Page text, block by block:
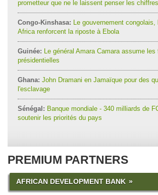
prometteur que ne le laissent penser les chiffres
Congo-Kinshasa: Le gouvernement
Africa renforcent la riposte à Ebola
Guinée: Le général Amara Camara assume les
présidentielles
Ghana: John Dramani en Jamaïque pour des
l'esclavage
Sénégal: Banque mondiale - 340 milliards de
soutenir les priorités du pays
PREMIUM PARTNERS
AFRICAN DEVELOPMENT BANK